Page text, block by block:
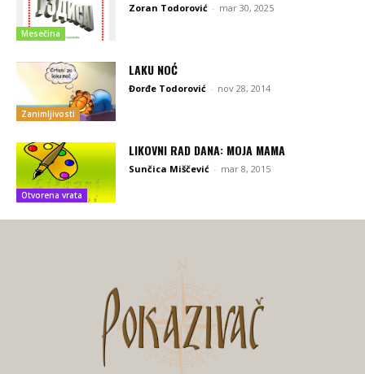
Mesečina
Zoran Todorović - mar 30, 2025
Zanimljivosti
LAKU NOĆ
Đorđe Todorović - nov 28, 2014
Otvorena vrata
LIKOVNI RAD DANA: MOJA MAMA
Sunčica Miščević - mar 8, 2015